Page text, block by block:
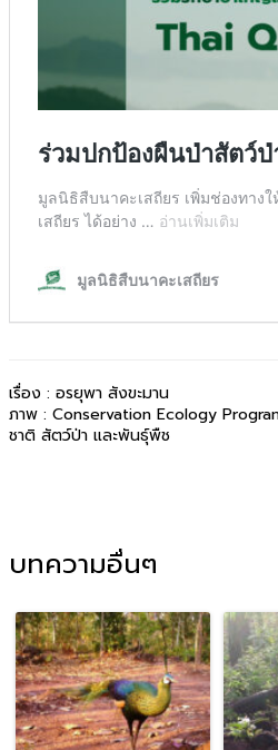
เรื่อง : อรยุพา สังขะมาน
ภาพ : Conservation Ecology
ชาติ สัตว์ป่า และพันธุ์พืช
บทความอื่นๆ